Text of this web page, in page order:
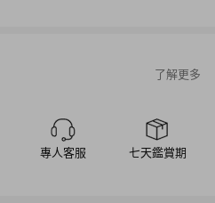
了解更多
專人客服 七天鑑賞期